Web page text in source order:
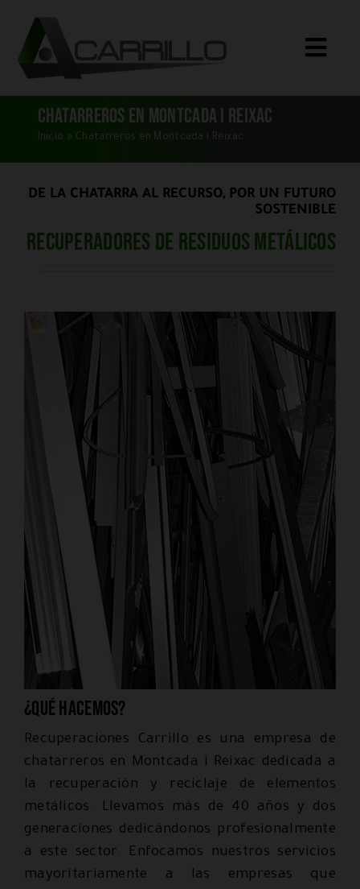
contenido
Toggle
Inicio
Qué Compramos
Blog
CONTACTO
Chatarreros en Montcada i Reixac
Inicio » Chatarreros en Montcada i Reixac
DE LA CHATARRA AL RECURSO, POR UN FUTURO
SOSTENIBLE
Recuperadores de residuos metálicos
¿Qué hacemos?
Recuperaciones Carrillo es una empresa de
chatarreros en Montcada i Reixac dedicada a
la recuperación y reciclaje de elementos
metálicos. Llevamos más de 40 años y dos
generaciones dedicándonos profesionalmente
a este sector. Enfocamos nuestros servicios
mayoritariamente a las empresas que